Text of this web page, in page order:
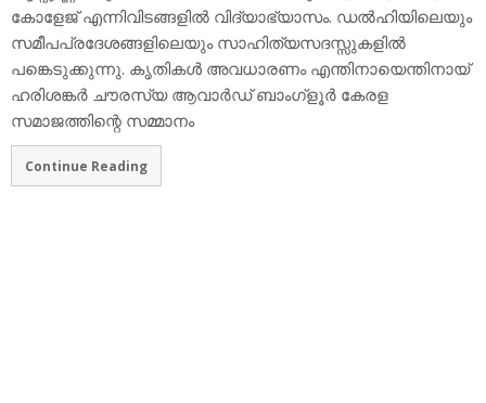
കോളേജ് എന്നിവിടങ്ങളില്‍ വിദ്യാഭ്യാസം. ഡല്‍ഹിയിലെയും
സമീപപ്രദേശങ്ങളിലെയും സാഹിത്യസദസ്സുകളില്‍
പങ്കെടുക്കുന്നു. കൃതികള്‍ അവധാരണം എന്തിനായെന്തിനായ്
ഹരിശങ്കര്‍ ചൗരസ്യ ആവാര്‍ഡ് ബാംഗ്‌ളൂര്‍ കേരള
സമാജത്തിന്റെ സമ്മാനം
Continue Reading